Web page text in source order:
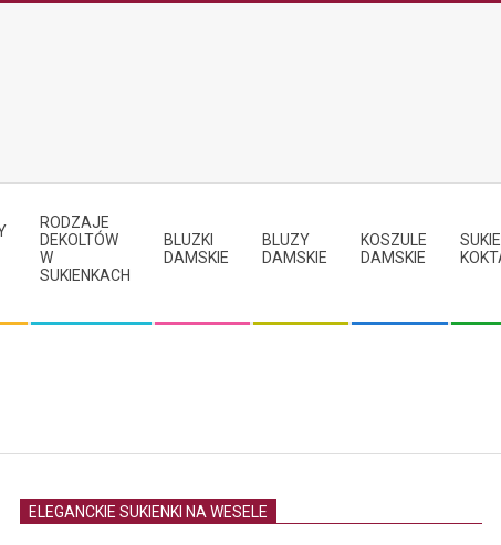
RODZAJE
DEKOLTÓW
W
SUKIENKACH
BLUZKI
DAMSKIE
BLUZY
DAMSKIE
KOSZULE
DAMSKIE
ELEGANCKIE SUKIENKI NA WESELE